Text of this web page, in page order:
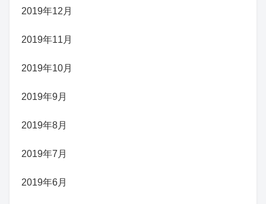
2019年12月
2019年11月
2019年10月
2019年9月
2019年8月
2019年7月
2019年6月